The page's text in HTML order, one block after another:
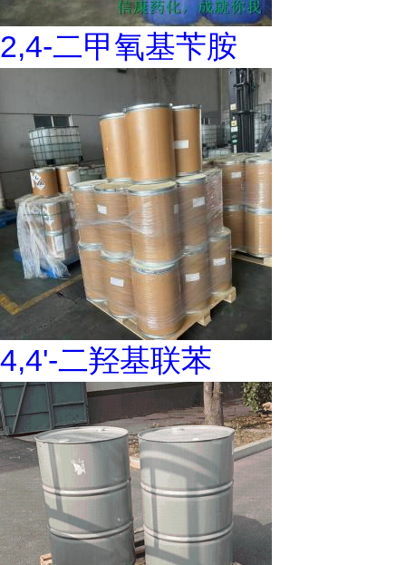
2,4-二甲氧基苄胺
4,4'-二羟基联苯